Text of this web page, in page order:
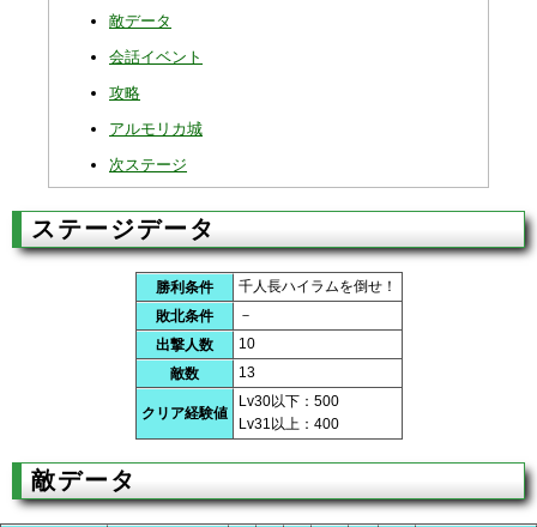
敵データ
会話イベント
攻略
アルモリカ城
次ステージ
ステージデータ
勝利条件
千人長ハイラムを倒せ！
敗北条件
－
出撃人数
10
敵数
13
クリア経験値
Lv30以下：500
Lv31以上：400
敵データ